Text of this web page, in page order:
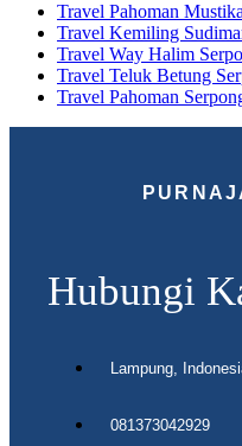
Travel Pahoman
Travel Kemiling
Travel Way Halim
Travel Teluk Betung
Travel Pahoman
Hubungi
Lampung,
081373042929